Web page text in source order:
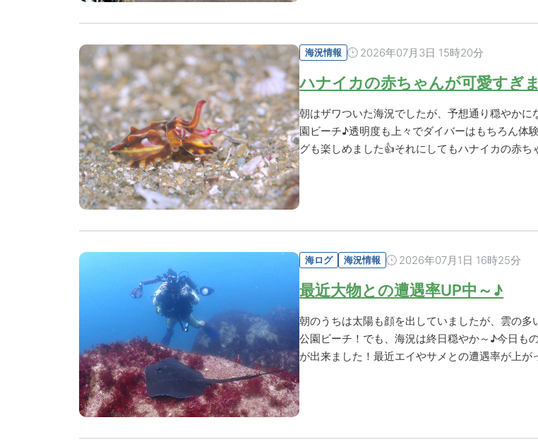
海況情報 2026年07月3日 15時20分
ハナイカの赤ちゃんが可愛すぎ
朝はザワついた海況でしたが、予想通り穏やかに
園ビーチ♪透明度も上々でダイバーはもちろん体
グも楽しめました👍それにしてもハナイカの赤
海ログ 海況情報 2026年07月1日 16時25分
最近大物との遭遇率UP中～♪
朝のうちは太陽も顔を出していましたが、雲の多
公園ビーチ！でも、海況は終日穏やか～♪今日も
が出来ました！最近エイやサメとの遭遇率が上が